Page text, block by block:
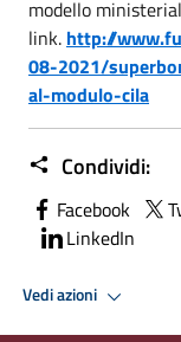
modello
link. http://
08-2021/
al-modulo-cila
Condividi:
Facebook
LinkedIn
Vedi azioni